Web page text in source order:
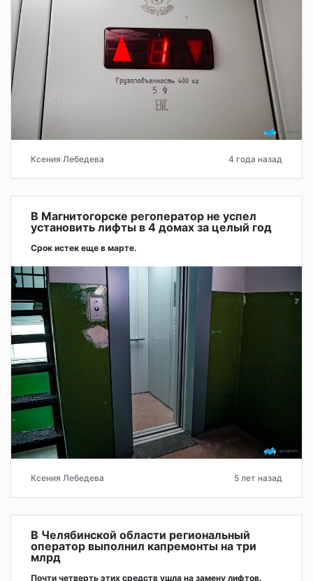
Ксения Лебедева 4 года назад
В Магнитогорске регоператор не успел
установить лифты в 4 домах за целый год
Срок истек еще в марте.
Ксения Лебедева 5 лет назад
В Челябинской области региональный
оператор выполнил капремонты на три
млрд
Почти четверть этих средств ушла на замену лифтов.